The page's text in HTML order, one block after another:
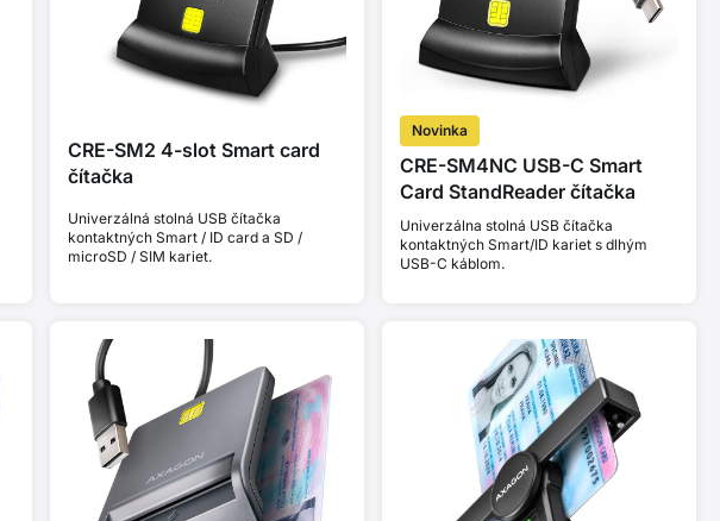
CRE-SM2 4-slot Smart card
čítačka
Univerzálná stolná USB čítačka
kontaktných Smart / ID card a SD /
microSD / SIM kariet.
Novinka
CRE-SM4NC USB-C Smart
Card StandReader čítačka
Univerzálna stolná USB čítačka
kontaktných Smart/ID kariet s dlhým
USB-C káblom.